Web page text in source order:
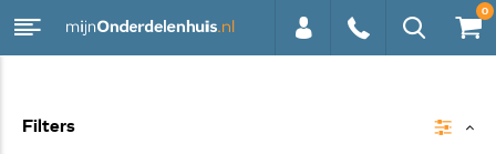
0
Filters